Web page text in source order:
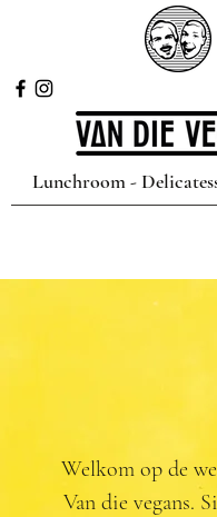
Lunchroom -
Welkom op de
Van die vegans.